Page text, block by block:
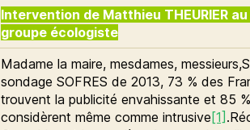
Intervention de Matthieu THEURIER
groupe écologiste
Madame la maire, mesdames,
sondage SOFRES de 2013, 73 % des
trouvent la publicité envahissante et 85
considèrent même comme intrusive[1]